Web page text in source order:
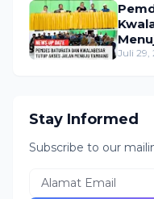
Juli 29,
Stay Informed
Subscribe to our